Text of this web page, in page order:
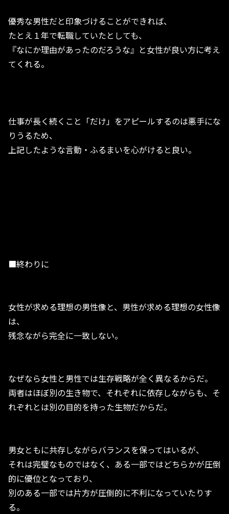
優秀な男性だと印象づけることができれば、
たとえ１年で転職していたとしても、
『なにか理由があったのだろうな』と女性が良い方に考え
てくれる。
仕事が長く続くこと「だけ」をアピールするのは悪手にな
りうるため、
上記したような言動・ふるまいを心がけると良い。
■終わりに
女性が求める理想の男性像と、男性が求める理想の女性像
は、
残念ながら完全に一致しない。
なぜなら女性と男性では生存戦略が全く異なるからだ。
両者はほぼ別の生き物で、それぞれに依存しながらも、そ
れぞれとは別の目的を持った生物だからだ。
男女ともに共存しながらバランスを保ってはいるが、
それは完璧なものではなく、ある一部ではどちらかが圧倒
的に優位となっており、
別のある一部では片方が圧倒的に不利になっていたりす
る。